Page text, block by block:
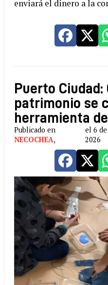
enviará el dinero a la
Puerto Ciudad:
patrimonio se
herramienta
Publicado en
NECOCHEA,
el 6
2026